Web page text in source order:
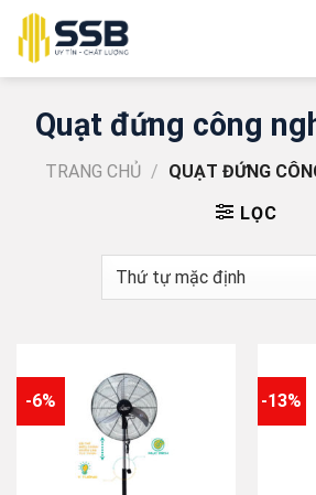
Skip
content
Quạt đứng công
TRANG CHỦ / QUẠT ĐỨNG
LỌC
-6% -13%